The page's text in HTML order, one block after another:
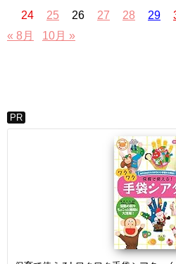
24 25 26 27 28 29
« 8月
10月 »
PR